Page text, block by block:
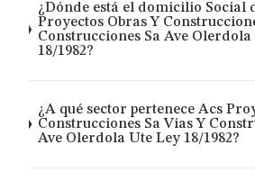
¿Dónde está el domicilio Social
Proyectos Obras Y
Construcciones Sa Ave Olerdola
18/1982?
¿A qué sector pertenece Acs
Construcciones Sa Vias Y
Ave Olerdola Ute Ley 18/1982?